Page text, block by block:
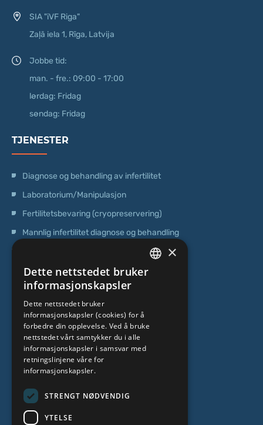
SIA "iVF Riga"
Zaļā iela 1, Rīga, Latvija
Jobbe tid:
man. - fre.: 09:00 - 17:00
lørdag: Fridag
søndag: Fridag
TJENESTER
Diagnose og behandling av infertilitet
Laboratorium/Manipulasjon
Fertilitetsbevaring (cryopreservering)
Mannlig infertilitet diagnose og behandling
Genetisk testing
Poliklinisk senter
Senter for stamceller
OM OSS
Hvem er vi
Spesialistteam
Kontakter
LATVIAN
RUSSIAN
×
Dette nettstedet bruker
informasjonskapsler
Dette nettstedet bruker
informasjonskapsler (cookies) for å
forbedre din opplevelse. Ved å bruke
nettstedet vårt samtykker du i alle
informasjonskapsler i samsvar med
retningslinjene våre for
informasjonskapsler.
STRENGT NØDVENDIG
YTELSE